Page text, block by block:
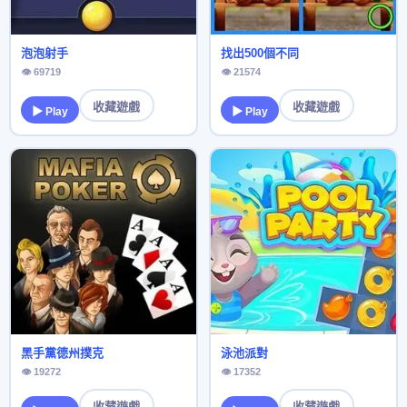
泡泡射手
👁 69719
▶ Play 收藏遊戲
找出500個不同
👁 21574
▶ Play 收藏遊戲
黑手黨德州撲克
👁 19272
泳池派對
👁 17352